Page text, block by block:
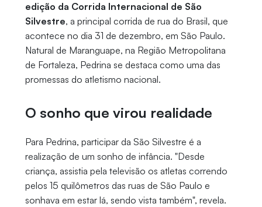
edição da Corrida Internacional de São
Silvestre, a principal corrida de rua do Brasil, que
acontece no dia 31 de dezembro, em São Paulo.
Natural de Maranguape, na Região Metropolitana
de Fortaleza, Pedrina se destaca como uma das
promessas do atletismo nacional.
O sonho que virou realidade
Para Pedrina, participar da São Silvestre é a
realização de um sonho de infância. "Desde
criança, assistia pela televisão os atletas correndo
pelos 15 quilômetros das ruas de São Paulo e
sonhava em estar lá, sendo vista também", revela.